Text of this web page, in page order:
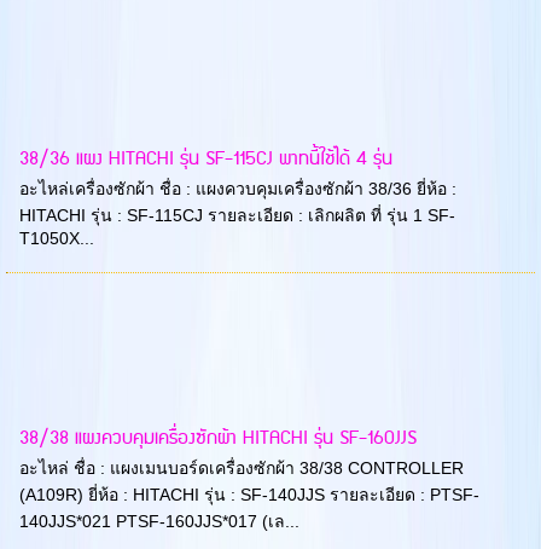
38/36 แผง HITACHI รุ่น SF-115CJ พาทนี้ใช้ได้ 4 รุ่น
อะไหล่เครื่องซักผ้า ชื่อ : แผงควบคุมเครื่องซักผ้า 38/36 ยี่ห้อ :
HITACHI รุ่น : SF-115CJ รายละเอียด : เลิกผลิต ที่ รุ่น 1 SF-
T1050X...
38/38 แผงควบคุมเครื่องซักผ้า HITACHI รุ่น SF-160JJS
อะไหล่ ชื่อ : แผงเมนบอร์ดเครื่องซักผ้า 38/38 CONTROLLER
(A109R) ยี่ห้อ : HITACHI รุ่น : SF-140JJS รายละเอียด : PTSF-
140JJS*021 PTSF-160JJS*017 (เล...